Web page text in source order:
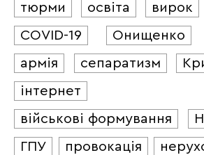
тюрми
освіта вирок
COVID-19
Онищенко
армія
сепаратизм
інтернет
військові формування
ГПУ
провокація